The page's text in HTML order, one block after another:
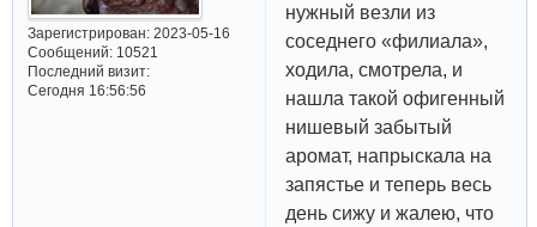
Зарегистрирован: 2023-05-16
Сообщений:10521
Последний визит:
Сегодня 16:56:56
нужный везли из
соседнего «филиала»,
ходила, смотрела, и
нашла такой офигенный
нишевый забытый
аромат, напрыскала на
запястье и теперь весь
день сижу и жалею, что